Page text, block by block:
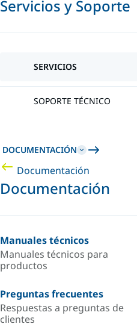
Servicios y Soporte
SERVICIOS
SOPORTE TÉCNICO
DOCUMENTACIÓN
Documentación
Documentación
Manuales técnicos
Manuales técnicos para
productos
Preguntas frecuentes
Respuestas a preguntas de
clientes